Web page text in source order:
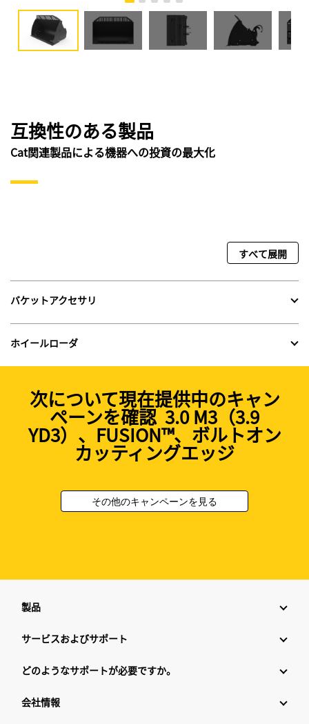
互換性のある製品
Cat関連製品による機器への投資の最大化
すべて展開
バケットアクセサリ
ホイールローダ
次について現在提供中のキャン
ペーンを確認 3.0 M3（3.9
YD3）、FUSION™、ボルトオン
カッティングエッジ
その他のキャンペーンを見る
製品
サービスおよびサポート
どのようなサポートが必要ですか。
会社情報